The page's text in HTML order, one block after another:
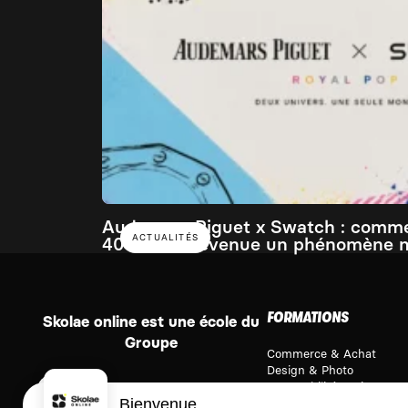
ACTUALITÉS
Audemars Piguet x Swatch :
400€ est devenue un phénomène
Skolae online est une école du
Groupe
FORMATIONS
Commerce & Achat
Design & Photo
Comptabilité & Finance
Bienvenue